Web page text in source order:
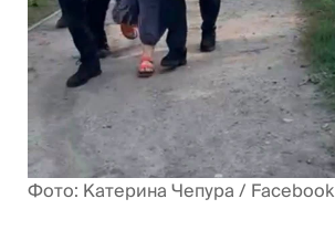
Фото: Катерина Чепура / Facebook